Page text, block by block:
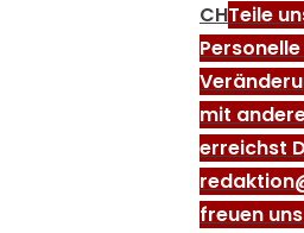
CHTeile
mit
erreichst
freuen